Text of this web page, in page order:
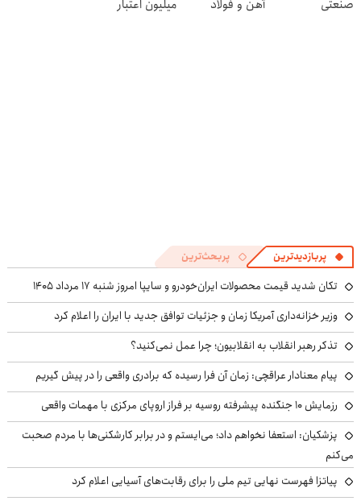
صنعتی آهن و فولاد
میلیون اعتبار
پربازدیدترین پربحث‌ترین
تکان شدید قیمت محصولات ایران‌خودرو و سایپا امروز شنبه ۱۷ مرداد ۱۴۰۵
وزیر خزانه‌داری آمریکا زمان و جزئیات توافق جدید با ایران را اعلام کرد
تذکر رهبر انقلاب به انقلابیون؛ چرا عمل نمی‌کنید؟
پیام معنادار عراقچی: زمان آن فرا رسیده که برادری واقعی را در پیش گیریم
رزمایش ۱۰ جنگنده پیشرفته روسیه بر فراز اروپای مرکزی با مهمات واقعی
پزشکیان: استعفا نخواهم داد؛ می‌ایستم و در برابر کارشکنی‌ها با مردم صحبت
می‌کنم
پیاتزا فهرست نهایی تیم ملی را برای رقابت‌های آسیایی اعلام کرد